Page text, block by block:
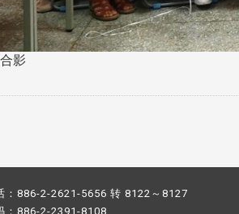
影
：886-2-2621-5656 转 8122～8127
：886-2-2391-8108